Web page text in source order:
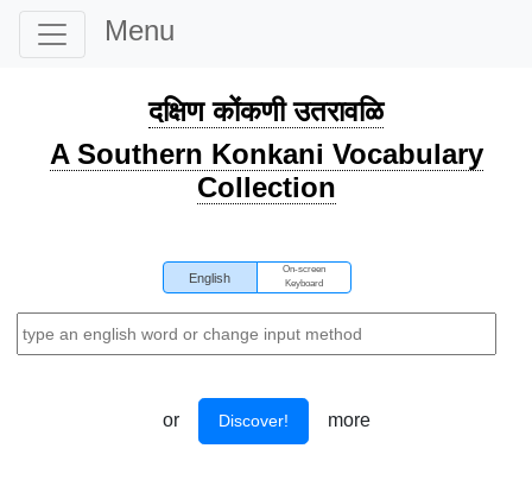
Menu
दक्षिण कोंकणी उतरावळि
A Southern Konkani Vocabulary
Collection
English
On-screen
Keyboard
or Discover! more